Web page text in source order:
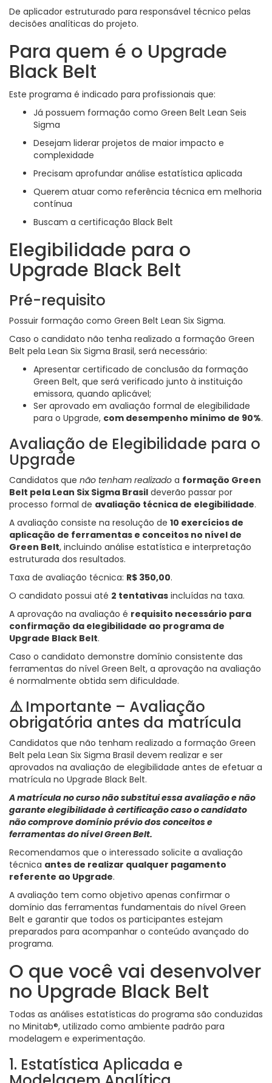
De aplicador estruturado para responsável técnico pelas
decisões analíticas do projeto.
Para quem é o Upgrade
Black Belt
Este programa é indicado para profissionais que:
Já possuem formação como Green Belt Lean Seis
Sigma
Desejam liderar projetos de maior impacto e
complexidade
Precisam aprofundar análise estatística aplicada
Querem atuar como referência técnica em melhoria
contínua
Buscam a certificação Black Belt
Elegibilidade para o
Upgrade Black Belt
Pré-requisito
Possuir formação como Green Belt Lean Six Sigma.
Caso o candidato não tenha realizado a formação Green
Belt pela Lean Six Sigma Brasil, será necessário:
Apresentar certificado de conclusão da formação
Green Belt, que será verificado junto à instituição
emissora, quando aplicável;
Ser aprovado em avaliação formal de elegibilidade
para o Upgrade, com desempenho mínimo de 90%.
Avaliação de Elegibilidade para o
Upgrade
Candidatos que não tenham realizado a formação Green
Belt pela Lean Six Sigma Brasil deverão passar por
processo formal de avaliação técnica de elegibilidade.
A avaliação consiste na resolução de 10 exercícios de
aplicação de ferramentas e conceitos no nível de
Green Belt, incluindo análise estatística e interpretação
estruturada dos resultados.
Taxa de avaliação técnica: R$ 350,00.
O candidato possui até 2 tentativas incluídas na taxa.
A aprovação na avaliação é requisito necessário para
confirmação da elegibilidade ao programa de
Upgrade Black Belt.
Caso o candidato demonstre domínio consistente das
ferramentas do nível Green Belt, a aprovação na avaliação
é normalmente obtida sem dificuldade.
⚠️Importante – Avaliação
obrigatória antes da matrícula
Candidatos que não tenham realizado a formação Green
Belt pela Lean Six Sigma Brasil devem realizar e ser
aprovados na avaliação de elegibilidade antes de efetuar a
matrícula no Upgrade Black Belt.
A matrícula no curso não substitui essa avaliação e não
garante elegibilidade à certificação caso o candidato
não comprove domínio prévio dos conceitos e
ferramentas do nível Green Belt.
Recomendamos que o interessado solicite a avaliação
técnica antes de realizar qualquer pagamento
referente ao Upgrade.
A avaliação tem como objetivo apenas confirmar o
domínio das ferramentas fundamentais do nível Green
Belt e garantir que todos os participantes estejam
preparados para acompanhar o conteúdo avançado do
programa.
O que você vai desenvolver
no Upgrade Black Belt
Todas as análises estatísticas do programa são conduzidas
no Minitab®, utilizado como ambiente padrão para
modelagem e experimentação.
1. Estatística Aplicada e